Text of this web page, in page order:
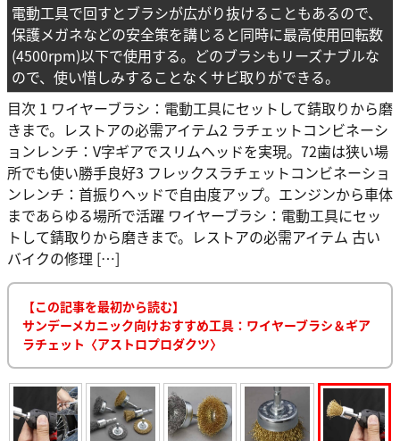
電動工具で回すとブラシが広がり抜けることもあるので、
保護メガネなどの安全策を講じると同時に最高使用回転数
(4500rpm)以下で使用する。どのブラシもリーズナブルな
ので、使い惜しみすることなくサビ取りができる。
目次 1 ワイヤーブラシ：電動工具にセットして錆取りから磨
きまで。レストアの必需アイテム2 ラチェットコンビネーシ
ョンレンチ：V字ギアでスリムヘッドを実現。72歯は狭い場
所でも使い勝手良好3 フレックスラチェットコンビネーショ
ンレンチ：首振りヘッドで自由度アップ。エンジンから車体
まであらゆる場所で活躍 ワイヤーブラシ：電動工具にセッ
トして錆取りから磨きまで。レストアの必需アイテム 古い
バイクの修理 […]
【この記事を最初から読む】
サンデーメカニック向けおすすめ工具：ワイヤーブラシ＆ギア
ラチェット〈アストロプロダクツ〉